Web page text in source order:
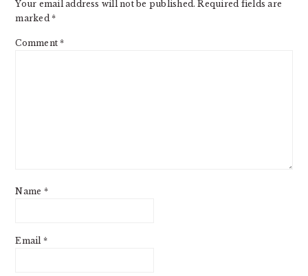
Your email address will not be published. Required fields are
marked*
Comment*
Name *
Email *